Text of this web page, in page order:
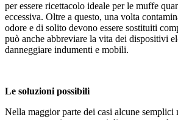
per essere ricettacolo ideale per le muffe
eccessiva. Oltre a questo, una volta
odore e di solito devono essere sostituiti
può anche abbreviare la vita dei dispositivi
danneggiare indumenti e mobili.
Le soluzioni possibili
Nella maggior parte dei casi alcune semplici